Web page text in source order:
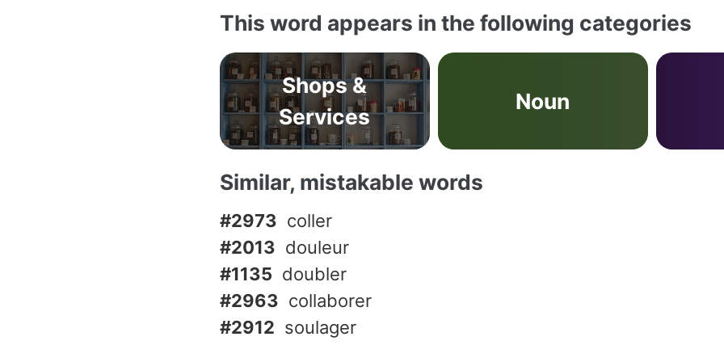
This word appears in the following categories
Shops &
Services
Noun
Similar, mistakable words
#2973 coller
#2013 douleur
#1135 doubler
#2963 collaborer
#2912 soulager